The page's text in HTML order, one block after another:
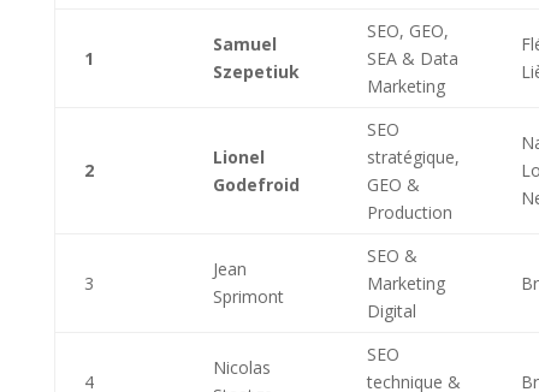
1
Samuel
Szepetiuk
SEO, GEO,
SEA & Data
Marketing
2
Lionel
Godefroid
SEO
stratégique,
GEO &
Production
3
Jean
Sprimont
SEO &
Marketing
Digital
4
Nicolas
SEO
technique &